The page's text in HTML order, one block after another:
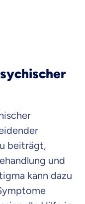
beiträgt,
und
kann dazu